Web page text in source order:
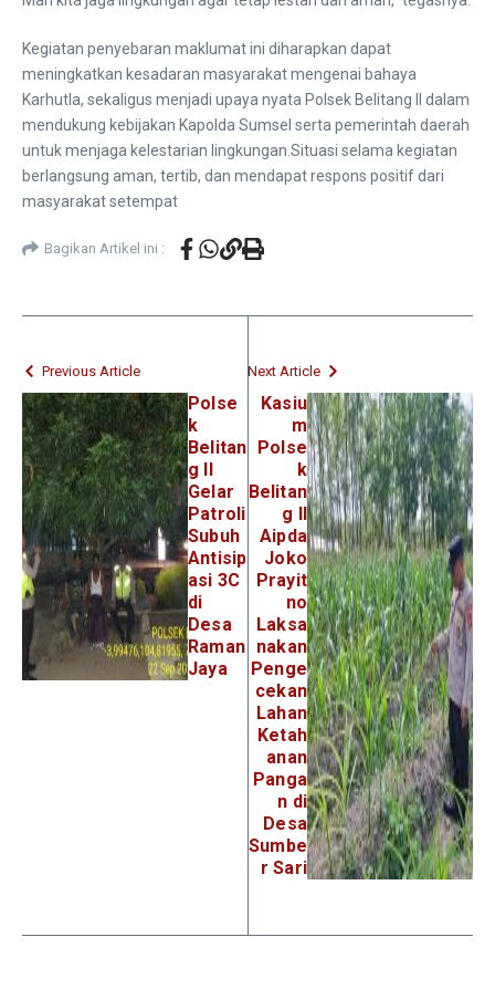
Kegiatan penyebaran maklumat ini diharapkan dapat
meningkatkan kesadaran masyarakat mengenai bahaya
Karhutla, sekaligus menjadi upaya nyata Polsek Belitang II dalam
mendukung kebijakan Kapolda Sumsel serta pemerintah daerah
untuk menjaga kelestarian lingkungan.Situasi selama kegiatan
berlangsung aman, tertib, dan mendapat respons positif dari
masyarakat setempat
Bagikan Artikel ini :
Previous Article
Polse
k
Belitan
g II
Gelar
Patroli
Subuh
Antisip
asi 3C
di
Desa
Raman
Jaya
Next Article
Kasiu
m
Polse
k
Belitan
g II
Aipda
Joko
Prayit
no
Laksa
nakan
Penge
cekan
Lahan
Ketah
anan
Panga
n di
Desa
Sumbe
r Sari